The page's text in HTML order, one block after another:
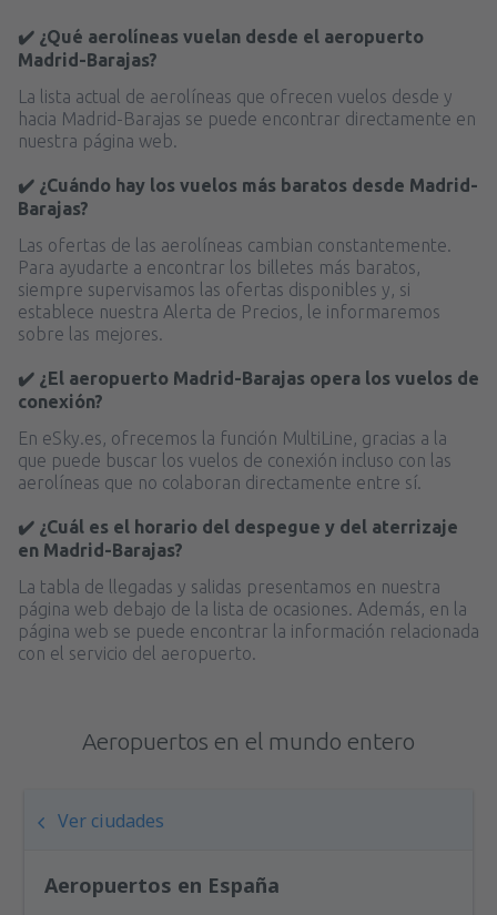
✔️ ¿Qué aerolíneas vuelan desde el aeropuerto
Madrid-Barajas?
La lista actual de aerolíneas que ofrecen vuelos desde y
hacia Madrid-Barajas se puede encontrar directamente en
nuestra página web.
✔️ ¿Cuándo hay los vuelos más baratos desde Madrid-
Barajas?
Las ofertas de las aerolíneas cambian constantemente.
Para ayudarte a encontrar los billetes más baratos,
siempre supervisamos las ofertas disponibles y, si
establece nuestra Alerta de Precios, le informaremos
sobre las mejores.
✔️ ¿El aeropuerto Madrid-Barajas opera los vuelos de
conexión?
En eSky.es, ofrecemos la función MultiLine, gracias a la
que puede buscar los vuelos de conexión incluso con las
aerolíneas que no colaboran directamente entre sí.
✔️ ¿Cuál es el horario del despegue y del aterrizaje
en Madrid-Barajas?
La tabla de llegadas y salidas presentamos en nuestra
página web debajo de la lista de ocasiones. Además, en la
página web se puede encontrar la información relacionada
con el servicio del aeropuerto.
Aeropuertos en el mundo entero
Ver ciudades
Aeropuertos en España